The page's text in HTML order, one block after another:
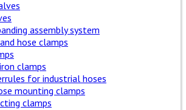
assembly system
hose clamps
clamps
for industrial hoses
mounting clamps
clamps